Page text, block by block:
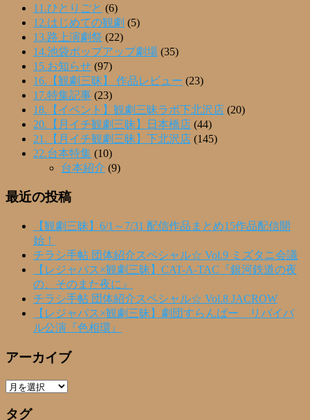
11.ひとりごと (6)
12.はじめての観劇 (5)
13.路上演劇祭 (22)
14.池袋ポップアップ劇場 (35)
15.お知らせ (97)
16.【観劇三昧】 作品レビュー (23)
17.特集記事 (23)
18.【イベント】観劇三昧ラボ下北沢店 (20)
20.【月イチ観劇三昧】日本橋店 (44)
21.【月イチ観劇三昧】下北沢店 (145)
22.台本特集 (10)
台本紹介 (9)
最近の投稿
【観劇三昧】6/1～7/31 配信作品まとめ15作品配信開
始！
チラシ手帖 団体紹介スペシャル☆ Vol.9 ミズタニ会議
【レジャパス×観劇三昧】CAT-A-TAC『銀河鉄道の夜
の、そのまた夜に』
チラシ手帖 団体紹介スペシャル☆ Vol.8 JACROW
【レジャパス×観劇三昧】劇団すらんばー リバイバ
ル公演『色相環』
アーカイブ
ア
カ
タグ